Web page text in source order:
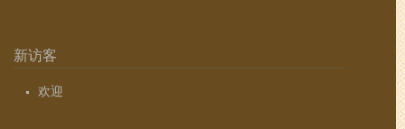
新访客
欢迎